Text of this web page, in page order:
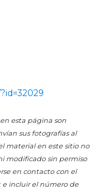
esta página son
sus fotografías al
material en este sitio no
modificado sin permiso
en contacto con el
e incluir el número de